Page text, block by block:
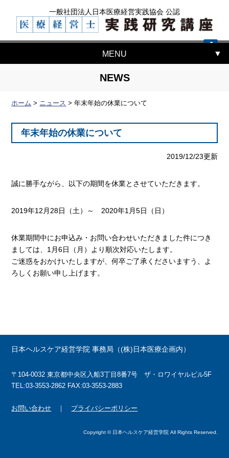
一般社団法人日本医療経営実践協会 公認
MENU
NEWS
ホーム > ニュース >年末年始の休業について
年末年始の休業について
2019/12/23更新
誠に勝手ながら、以下の期間を休業とさせていただきます。
2019年12月28日（土）～ 2020年1月5日（日）
休業期間中にお申込み・お問い合わせいただきました件につき
ましては、1月6日（月）より順次対応いたします。
ご迷惑をおかけいたしますが、何卒ご了承くださいますう、よ
ろしくお願い申し上げます。
日本ヘルスケア経営学院 事務局（(株)日本医療企画内）
〒104-0032 東京都中央区入船3丁目8番7号 ザ・ロワイヤルビル5F
TEL:03-3553-2862 FAX:03-3553-2883
お問い合わせ ｜ プライバシーポリシー
Copyright © 日本ヘルスケア経営学院 All Rights Reserved.